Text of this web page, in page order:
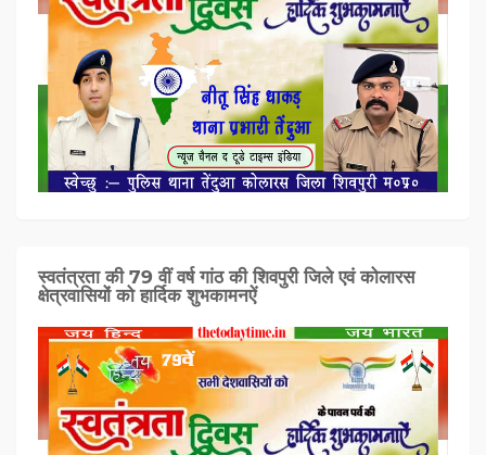
स्वतंत्रता की 79 वीं वर्ष गांठ की शिवपुरी जिले एवं कोलारस
क्षेत्रवासियों को हार्दिक शुभकामनऐं